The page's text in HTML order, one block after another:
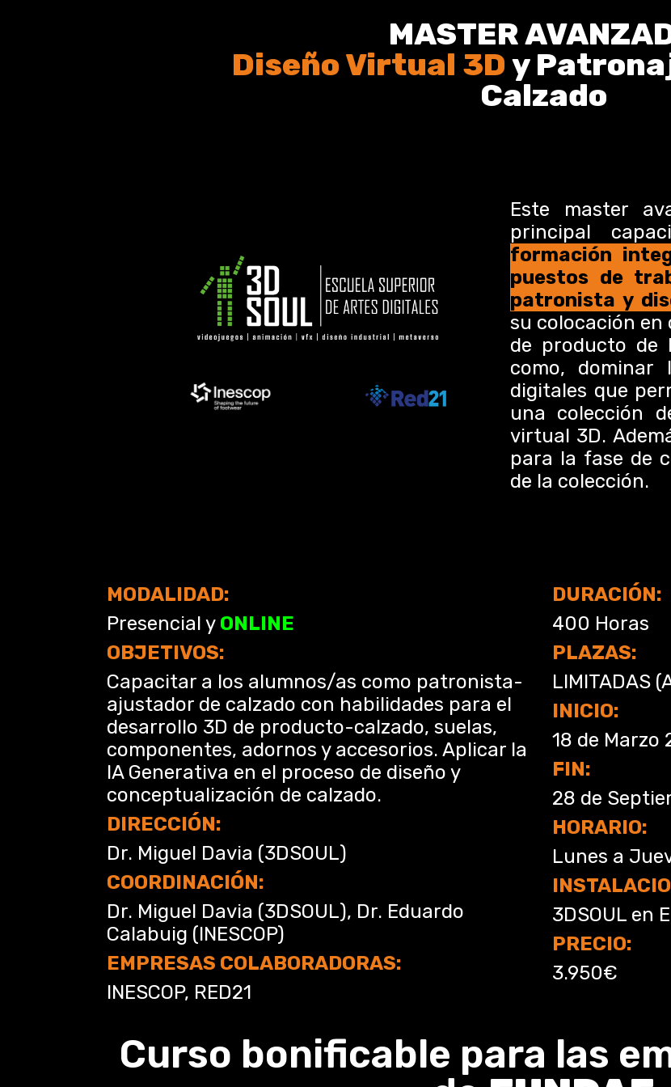
MASTER
Diseño Virtual 3Dy
Calzado
Este master
principal
formación
puestos de
patronista y
su colocación en
de producto de
como, dominar
digitales que
una colección
virtual 3D.
para la fase de
de la colección.
MODALIDAD:
Presencial y ONLINE
OBJETIVOS:
Capacitar a los alumnos/as como patronista-
ajustador de calzado con habilidades para el
desarrollo 3D de producto-calzado, suelas,
componentes, adornos y accesorios. Aplicar la
IA Generativa en el proceso de diseño y
conceptualización de calzado.
DIRECCIÓN:
Dr. Miguel Davia (3DSOUL)
COORDINACIÓN:
Dr. Miguel Davia (3DSOUL), Dr. Eduardo
Calabuig (INESCOP)
EMPRESAS COLABORADORAS:
INESCOP, RED21
DURACIÓN:
400 Horas
PLAZAS:
LIMITADAS
INICIO:
18 de Marzo
FIN:
28 de
HORARIO:
Lunes a
3DSOUL en
PRECIO:
3.950€
Curso bonificable para las